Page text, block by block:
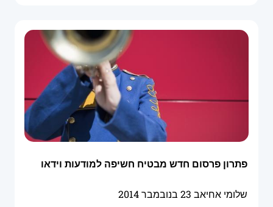
פתרון פרסום חדש מבטיח חשיפה למודעות וידאו
שלומי אחיאב 23 בנובמבר 2014